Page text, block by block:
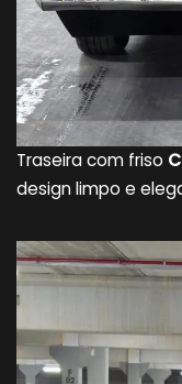
Traseira com friso
design limpo e